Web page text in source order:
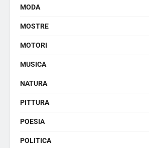
MODA
MOSTRE
MOTORI
MUSICA
NATURA
PITTURA
POESIA
POLITICA